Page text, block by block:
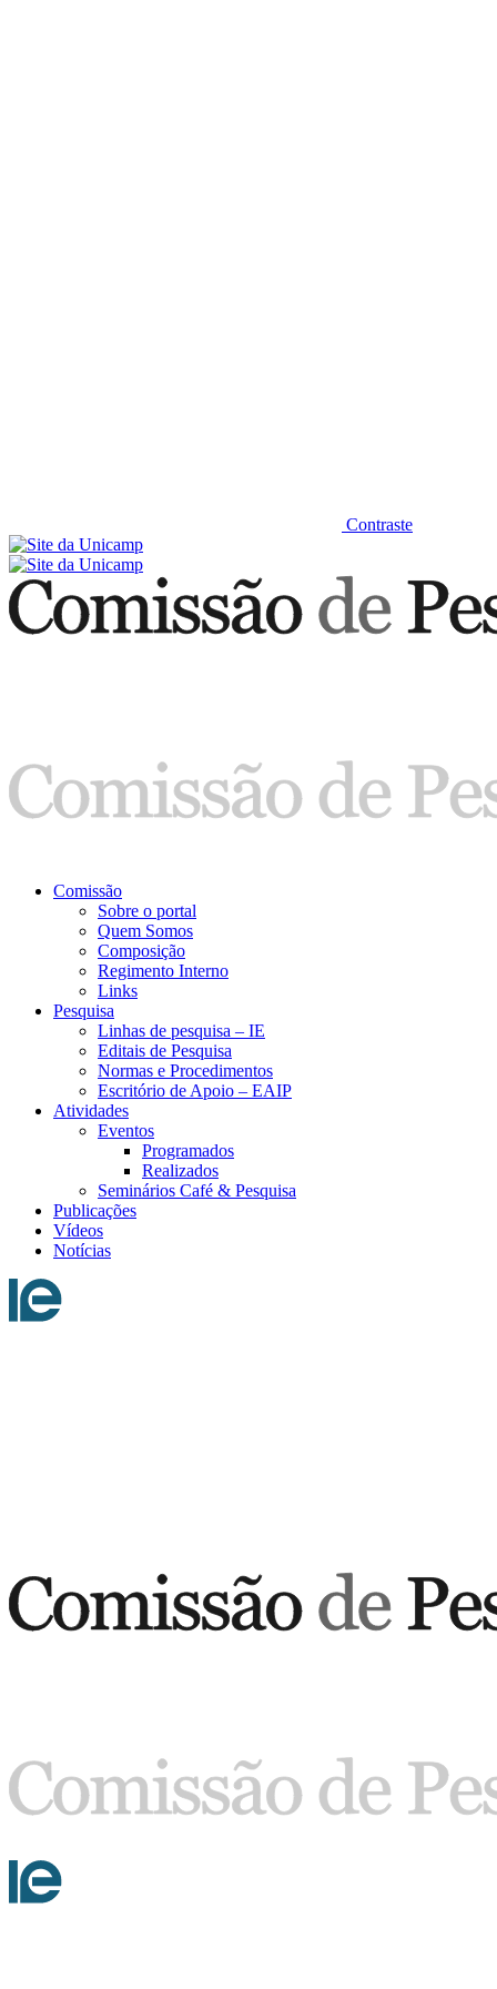
Contraste
Comissão
Sobre o portal
Quem Somos
Composição
Regimento Interno
Links
Pesquisa
Linhas de pesquisa – IE
Editais de Pesquisa
Normas e Procedimentos
Escritório de Apoio – EAIP
Atividades
Eventos
Programados
Realizados
Seminários Café & Pesquisa
Publicações
Vídeos
Notícias